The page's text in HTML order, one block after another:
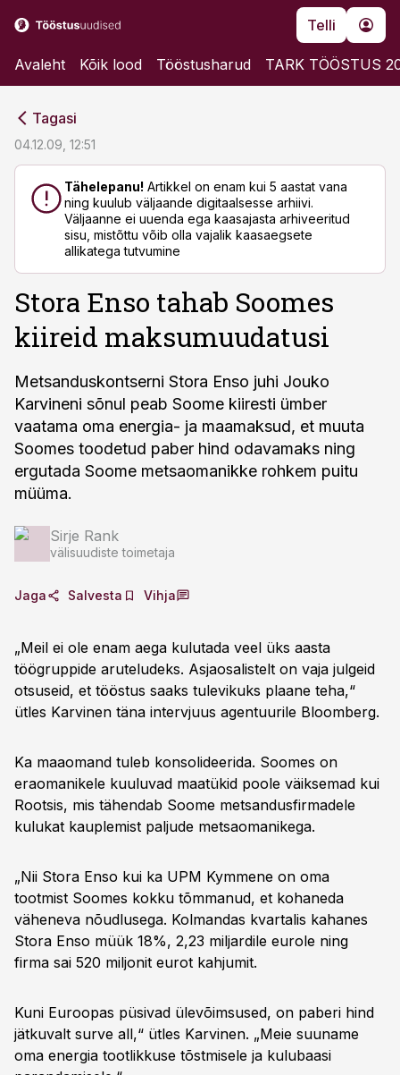
Telli
Avaleht Kõik lood Tööstusharud TARK TÖÖSTUS
Tagasi
04.12.09, 12:51
Tähelepanu! Artikkel on enam kui 5 aastat vana
ning kuulub väljaande digitaalsesse arhiivi.
Väljaanne ei uuenda ega kaasajasta arhiveeritud
sisu, mistõttu võib olla vajalik kaasaegsete
allikatega tutvumine
Stora Enso tahab Soomes
kiireid maksumuudatusi
Metsanduskontserni Stora Enso juhi Jouko
Karvineni sõnul peab Soome kiiresti ümber
vaatama oma energia- ja maamaksud, et muuta
Soomes toodetud paber hind odavamaks ning
ergutada Soome metsaomanikke rohkem puitu
müüma.
Sirje Rank
välisuudiste toimetaja
Jaga Salvesta Vihja
„Meil ei ole enam aega kulutada veel üks aasta
töögruppide aruteludeks. Asjaosalistelt on vaja julgeid
otsuseid, et tööstus saaks tulevikuks plaane teha,“
ütles Karvinen täna intervjuus agentuurile Bloomberg.
Ka maaomand tuleb konsolideerida. Soomes on
eraomanikele kuuluvad maatükid poole väiksemad kui
Rootsis, mis tähendab Soome metsandusfirmadele
kulukat kauplemist paljude metsaomanikega.
„Nii Stora Enso kui ka UPM Kymmene on oma
tootmist Soomes kokku tõmmanud, et kohaneda
väheneva nõudlusega. Kolmandas kvartalis kahanes
Stora Enso müük 18%, 2,23 miljardile eurole ning
firma sai 520 miljonit eurot kahjumit.
Kuni Euroopas püsivad ülevõimsused, on paberi hind
jätkuvalt surve all,“ ütles Karvinen. „Meie suuname
oma energia tootlikkuse tõstmisele ja kulubaasi